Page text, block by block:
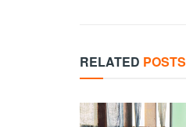
RELATED POSTS